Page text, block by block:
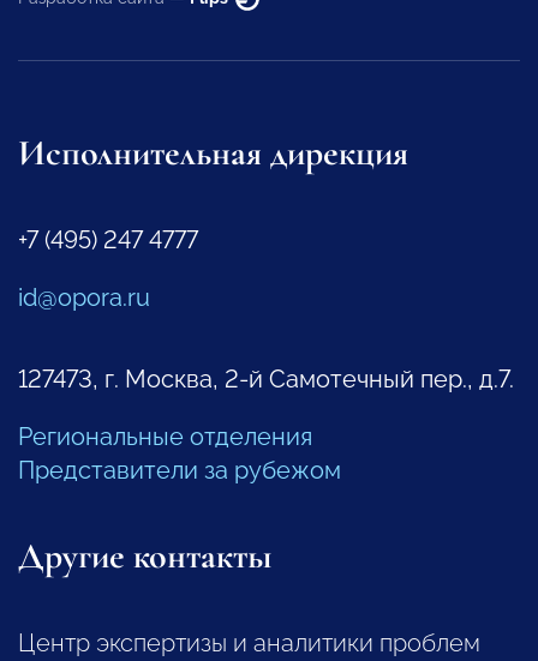
Исполнительная дирекция
+7 (495) 247 4777
id@opora.ru
127473, г. Москва, 2-й Самотечный пер., д.7.
Региональные отделения
Представители за рубежом
Другие контакты
Центр экспертизы и аналитики проблем